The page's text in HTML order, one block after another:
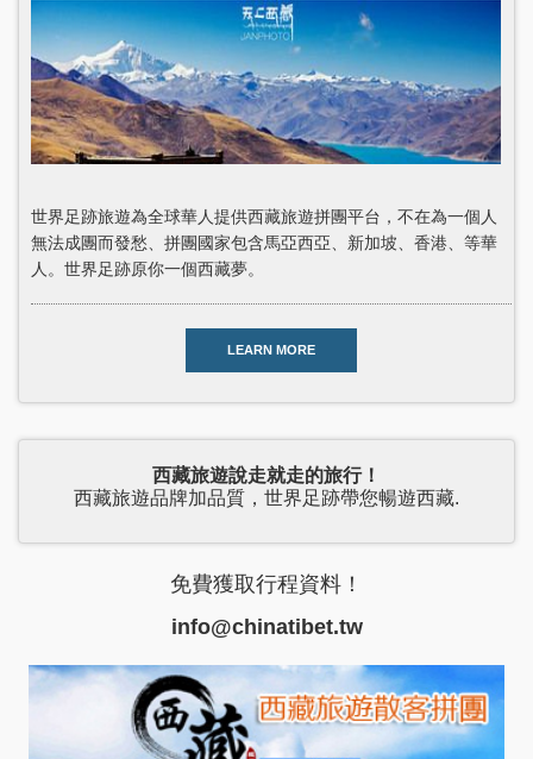
世界足跡旅遊為全球華人提供西藏旅遊拼團平台，不在為一個人
無法成團而發愁、拼團國家包含馬亞西亞、新加坡、香港、等華
人。世界足跡原你一個西藏夢。
LEARN MORE
西藏旅遊說走就走的旅行！
西藏旅遊品牌加品質，世界足跡帶您暢遊西藏.
免費獲取行程資料！
info@chinatibet.tw